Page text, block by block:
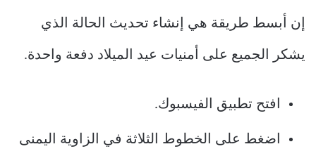
إن أبسط طريقة هي إنشاء تحديث الحالة الذي
يشكر الجميع على أمنيات عيد الميلاد دفعة واحدة.
افتح تطبيق الفيسبوك.
اضغط على الخطوط الثلاثة في الزاوية اليمنى